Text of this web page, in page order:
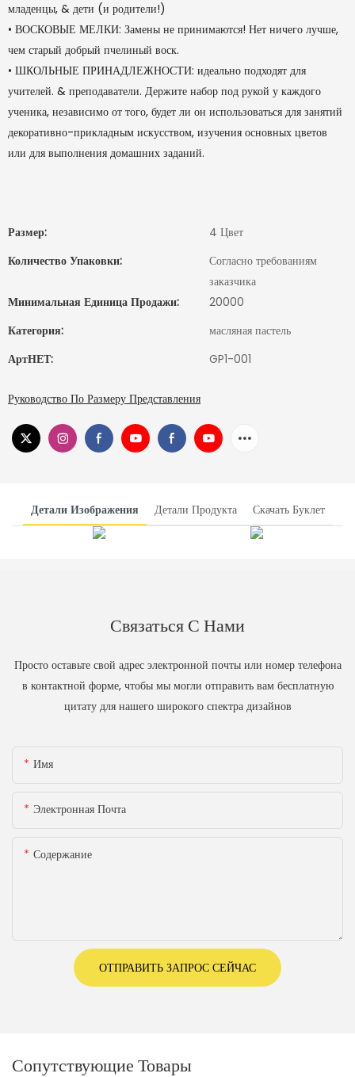
младенцы, & дети (и родители!)
• ВОСКОВЫЕ МЕЛКИ: Замены не принимаются! Нет ничего лучше,
чем старый добрый пчелиный воск.
• ШКОЛЬНЫЕ ПРИНАДЛЕЖНОСТИ: идеально подходят для
учителей. & преподаватели. Держите набор под рукой у каждого
ученика, независимо от того, будет ли он использоваться для занятий
декоративно-прикладным искусством, изучения основных цветов
или для выполнения домашних заданий.
Размер:
4 Цвет
Количество Упаковки:
Согласно требованиям
заказчика
Минимальная Единица Продажи:
20000
Категория:
масляная пастель
АртНЕТ:
GP1-001
Руководство По Размеру Представления
Детали Изображения Детали Продукта Скачать Буклет
Связаться С Нами
Просто оставьте свой адрес электронной почты или номер телефона
в контактной форме, чтобы мы могли отправить вам бесплатную
цитату для нашего широкого спектра дизайнов
Имя
Электронная Почта
Содержание
ОТПРАВИТЬ ЗАПРОС СЕЙЧАС
Сопутствующие Товары